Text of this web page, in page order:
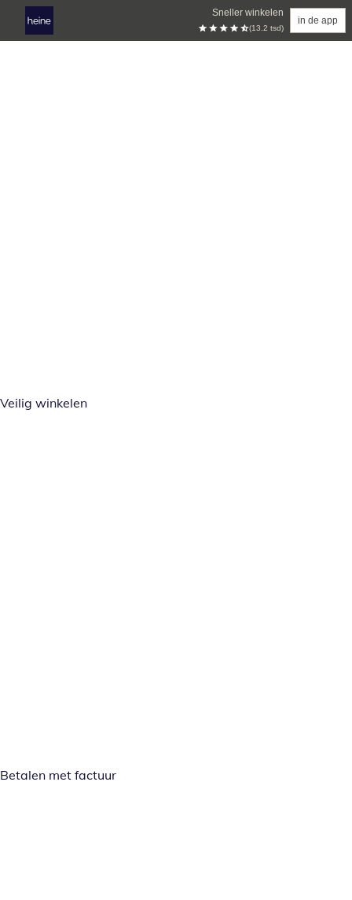
Sneller winkelen
(13.2 tsd)
in de app
Veilig winkelen
Betalen met factuur